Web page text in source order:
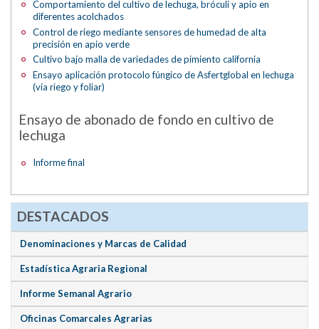
Comportamiento del cultivo de lechuga, bróculi y apio en
diferentes acolchados
Control de riego mediante sensores de humedad de alta
precisión en apio verde
Cultivo bajo malla de variedades de pimiento california
Ensayo aplicación protocolo fúngico de Asfertglobal en lechuga
(vía riego y foliar)
Ensayo de abonado de fondo en cultivo de
lechuga
Informe final
DESTACADOS
Denominaciones y Marcas de Calidad
Estadística Agraria Regional
Informe Semanal Agrario
Oficinas Comarcales Agrarias